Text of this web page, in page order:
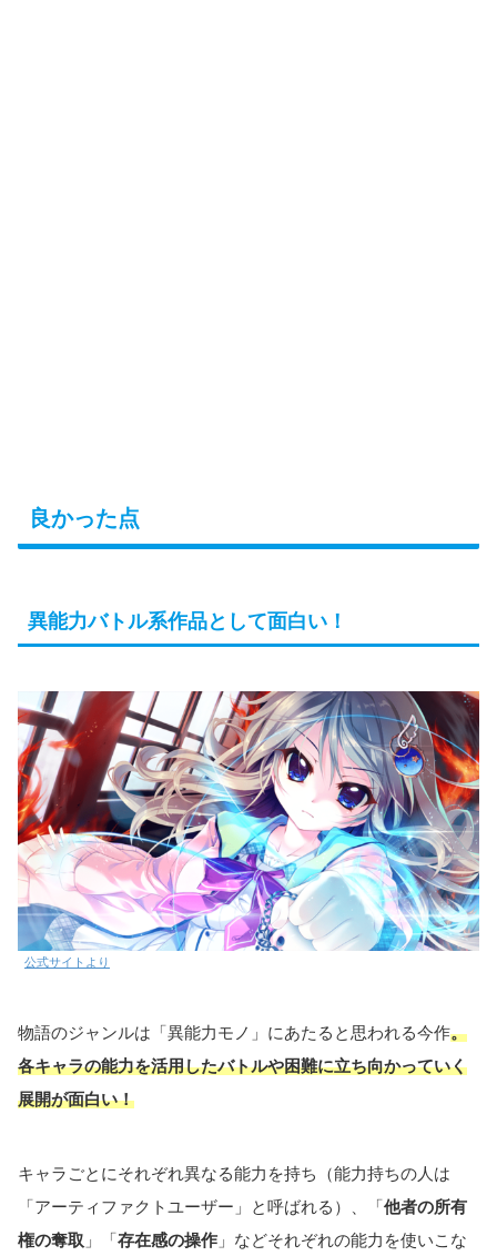
良かった点
異能力バトル系作品として面白い！
公式サイトより
物語のジャンルは「異能力モノ」にあたると思われる今作。
各キャラの能力を活用したバトルや困難に立ち向かっていく
展開が面白い！
キャラごとにそれぞれ異なる能力を持ち（能力持ちの人は
「アーティファクトユーザー」と呼ばれる）、「他者の所有
権の奪取 」「存在感の操作 」などそれぞれの能力を使いこな